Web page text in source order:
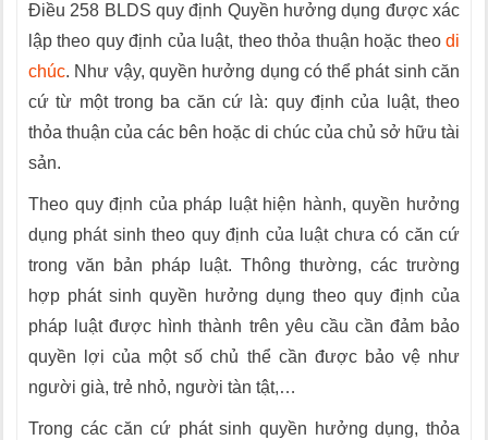
Điều 258 BLDS quy định Quyền hưởng dụng được xác
lập theo quy định của luật, theo thỏa thuận hoặc theo di
chúc. Như vậy, quyền hưởng dụng có thể phát sinh căn
cứ từ một trong ba căn cứ là: quy định của luật, theo
thỏa thuận của các bên hoặc di chúc của chủ sở hữu tài
sản.
Theo quy định của pháp luật hiện hành, quyền hưởng
dụng phát sinh theo quy định của luật chưa có căn cứ
trong văn bản pháp luật. Thông thường, các trường
hợp phát sinh quyền hưởng dụng theo quy định của
pháp luật được hình thành trên yêu cầu cần đảm bảo
quyền lợi của một số chủ thể cần được bảo vệ như
người già, trẻ nhỏ, người tàn tật,…
Trong các căn cứ phát sinh quyền hưởng dụng, thỏa